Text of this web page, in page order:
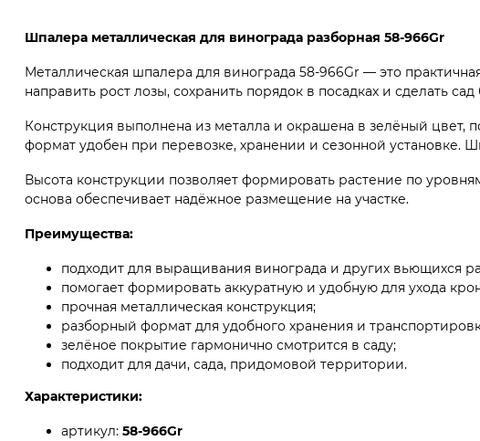
Шпалера металлическая для винограда разборная 58-966Gr
Металлическая шпалера для винограда 58-966Gr — это
направить рост лозы, сохранить порядок в посадках и сделать
Конструкция выполнена из металла и окрашена в зелёный цвет,
формат удобен при перевозке, хранении и сезонной установке.
Высота конструкции позволяет формировать растение по
основа обеспечивает надёжное размещение на участке.
Преимущества:
подходит для выращивания винограда и других вьющихся
помогает формировать аккуратную и удобную для ухода
прочная металлическая конструкция;
разборный формат для удобного хранения и
зелёное покрытие гармонично смотрится в саду;
подходит для дачи, сада, придомовой территории.
Характеристики:
артикул: 58-966Gr